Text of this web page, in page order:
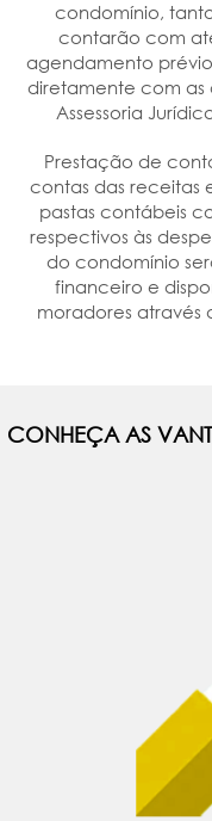
condomínio,
contarão com
agendamento
diretamente com as
Assessoria
Prestação de
contas das receitas
pastas contábeis
respectivos às
do condomínio
financeiro e
moradores através
CONHEÇA AS